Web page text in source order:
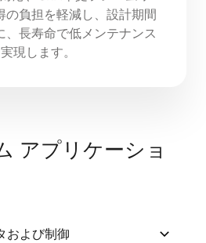
の負担を軽減し、設計期間
、長寿命で低メンテナンス
現します。
アプリケーショ
および制御